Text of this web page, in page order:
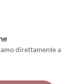
direttamente a